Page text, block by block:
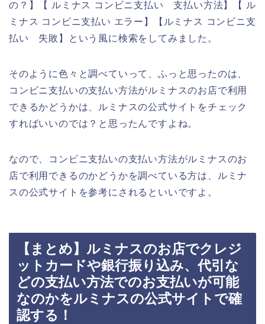
の？】【 ルミナス コンビニ支払い 支払い方法】【 ル
ミナス コンビニ支払い エラー】【ルミナス コンビニ支
払い 失敗】という風に検索をしてみました。
そのように色々と調べていって、ふっと思ったのは、
コンビニ支払いの支払い方法がルミナスのお店で利用
できるかどうかは、ルミナスの公式サイトをチェック
すればいいのでは？と思ったんですよね。
なので、コンビニ支払いの支払い方法がルミナスのお
店で利用できるのかどうかを調べている方は、ルミナ
スの公式サイトを参考にされるといいですよ。
【まとめ】ルミナスのお店でクレジ
ットカードや銀行振り込み、代引な
どの支払い方法でのお支払いが可能
なのかをルミナスの公式サイトで確
認する！